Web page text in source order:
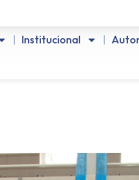
Institucional